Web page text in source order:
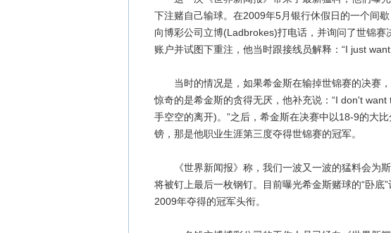
下注赌自己输球。在2009年5月银行休假日的一个间
向博彩公司立博(Ladbrokes)打电话，并询问了世锦赛
账户并试图下重注，他当时跟接线员解释：“I just
当时的情况是，如果希金斯在输掉世锦赛的决赛，
惊奇的是希金斯的贪得无厌，他补充说：“I don't
手空空的离开)。”之后，希金斯在决赛中以18-9的大
镑，那是他职业生涯第三度夺得世锦赛的冠军。
《世界新闻报》称，我们一波又一波的猛料会为斯
将被钉上最后一枚钢钉。目前曝光希金斯赌球的“卧底
2009年夺得的冠军头衔。